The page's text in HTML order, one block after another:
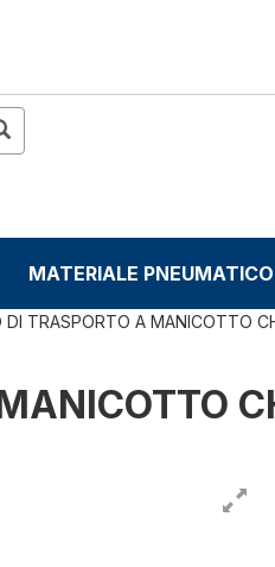
MATERIALE PNEUMATICO
DI TRASPORTO A MANICOTTO